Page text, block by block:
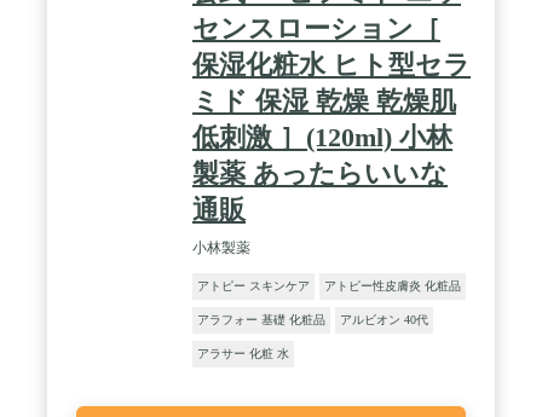
センスローション［
保湿化粧水 ヒト型セラ
ミド 保湿 乾燥 乾燥肌
低刺激 ］(120ml) 小林
製薬 あったらいいな
通販
小林製薬
アトピー スキンケア アトピー性皮膚炎 化粧品
アラフォー 基礎 化粧品 アルビオン 40代
アラサー 化粧 水